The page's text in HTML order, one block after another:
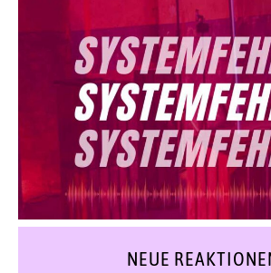
NEUE